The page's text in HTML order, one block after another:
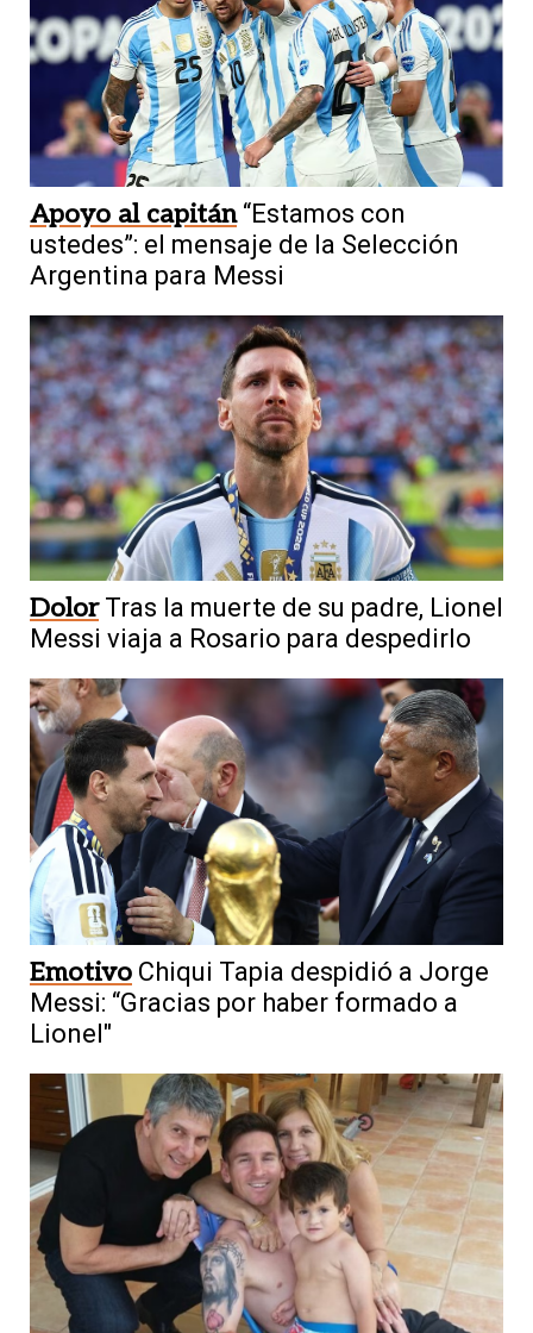
Apoyo al capitán “Estamos con
ustedes”: el mensaje de la Selección
Argentina para Messi
Dolor Tras la muerte de su padre, Lionel
Messi viaja a Rosario para despedirlo
Emotivo Chiqui Tapia despidió a Jorge
Messi: “Gracias por haber formado a
Lionel"